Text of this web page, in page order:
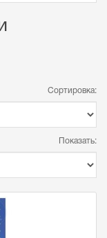
Сортировка:
Показать: